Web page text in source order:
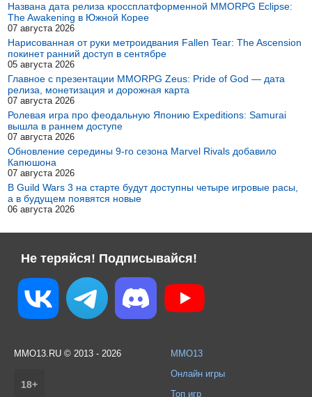
Названа дата релиза кроссплатформенной MMORPG Eclipse:
The Awakening в Южной Корее
07 августа 2026
Нарисованная от руки метроидвания Fallen Tear: The Ascension
покинет ранний доступ в сентябре
05 августа 2026
Главное с презентации MMORPG Zeus: Pride of God — дата
релиза, монетизация и дорожная карта
07 августа 2026
Ролевая игра про феодальную Японию Expeditions: Samurai
вышла в раннем доступе
07 августа 2026
Обновление середины 9-го сезона Marvel Rivals добавило
Капюшона
07 августа 2026
В Guild Wars 3 на старте будут доступны четыре игровые расы,
а в будущем появятся новые
06 августа 2026
Не теряйся! Подписывайся!
MMO13.RU © 2013 - 2026
18+
MMO13
Онлайн игры
Топ игр